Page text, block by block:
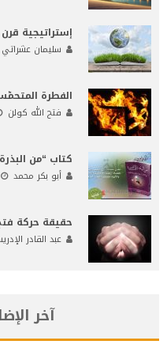
إستراتيجية قرن
سليمان عشراتي
الفطرة
فتح الله كولن
كتاب “من
أبو بكر محمد
حقيقة حركة
عبد القادر
آخر